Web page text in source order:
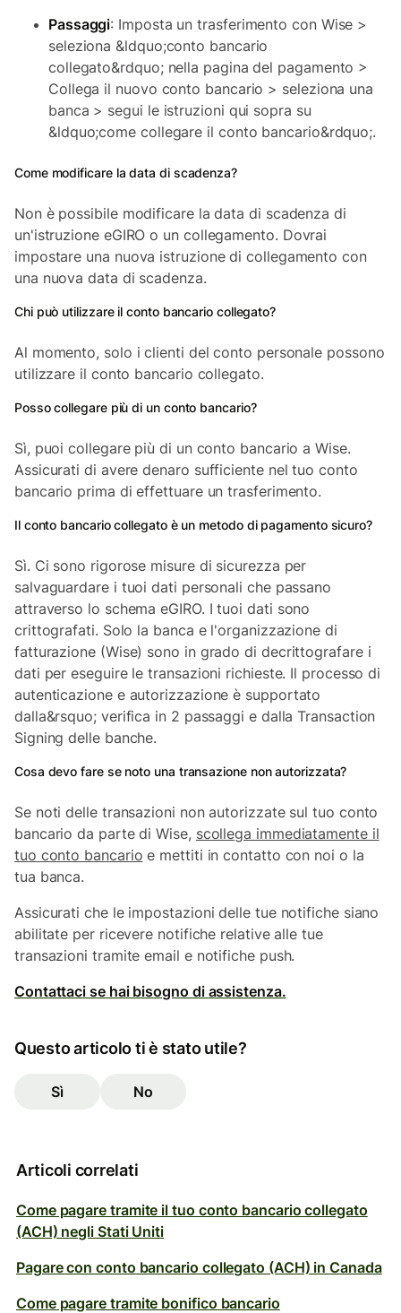
Passaggi: Imposta un trasferimento con Wise >
seleziona &ldquo;conto bancario
collegato&rdquo; nella pagina del pagamento >
Collega il nuovo conto bancario > seleziona una
banca > segui le istruzioni qui sopra su
&ldquo;come collegare il conto bancario&rdquo;.
Come modificare la data di scadenza?
Non è possibile modificare la data di scadenza di
un'istruzione eGIRO o un collegamento. Dovrai
impostare una nuova istruzione di collegamento con
una nuova data di scadenza.
Chi può utilizzare il conto bancario collegato?
Al momento, solo i clienti del conto personale possono
utilizzare il conto bancario collegato.
Posso collegare più di un conto bancario?
Sì, puoi collegare più di un conto bancario a Wise.
Assicurati di avere denaro sufficiente nel tuo conto
bancario prima di effettuare un trasferimento.
Il conto bancario collegato è un metodo di pagamento sicuro?
Sì. Ci sono rigorose misure di sicurezza per
salvaguardare i tuoi dati personali che passano
attraverso lo schema eGIRO. I tuoi dati sono
crittografati. Solo la banca e l'organizzazione di
fatturazione (Wise) sono in grado di decrittografare i
dati per eseguire le transazioni richieste. Il processo di
autenticazione e autorizzazione è supportato
dalla&rsquo; verifica in 2 passaggi e dalla Transaction
Signing delle banche.
Cosa devo fare se noto una transazione non autorizzata?
Se noti delle transazioni non autorizzate sul tuo conto
bancario da parte di Wise, scollega immediatamente il
tuo conto bancario e mettiti in contatto con noi o la
tua banca.
Assicurati che le impostazioni delle tue notifiche siano
abilitate per ricevere notifiche relative alle tue
transazioni tramite email e notifiche push.
Contattaci se hai bisogno di assistenza.
Questo articolo ti è stato utile?
Sì No
Articoli correlati
Come pagare tramite il tuo conto bancario collegato
(ACH) negli Stati Uniti
Pagare con conto bancario collegato (ACH) in Canada
Come pagare tramite bonifico bancario